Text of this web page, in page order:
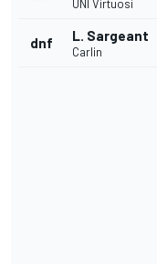
UNI Virtuosi
dnf L. Sargeant
Carlin